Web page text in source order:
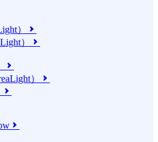
） 
） 

） 

